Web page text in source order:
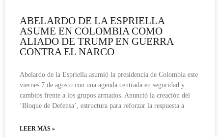
ABELARDO DE LA ESPRIELLA
ASUME EN COLOMBIA COMO
ALIADO DE TRUMP EN GUERRA
CONTRA EL NARCO
Abelardo de la Espriella asumió la presidencia de Colombia este
viernes 7 de agosto con una agenda centrada en seguridad y
cambios frente a los grupos armados. Anunció la creación del
‘Bloque de Defensa’, estructura para reforzar la respuesta a
LEER MÁS »